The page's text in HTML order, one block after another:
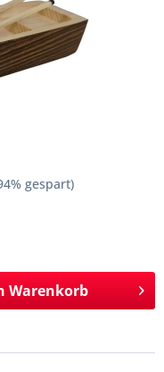
gespart)
Warenkorb